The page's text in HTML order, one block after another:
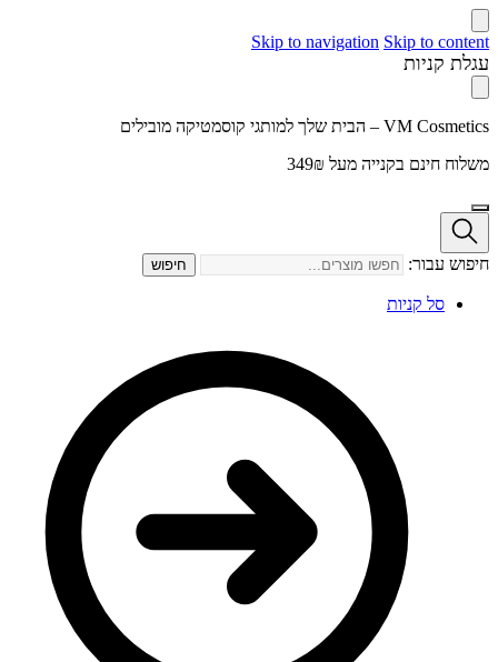
Skip to navigation Skip to content
עגלת קניות
VM Cosmetics – הבית שלך למותגי קוסמטיקה מובילים
משלוח חינם בקנייה מעל 349₪
חיפוש עבור: חיפוש
סל קניות